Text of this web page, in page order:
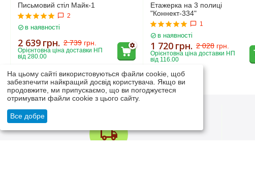
Письмовий стіл Майк-1
2
в наявності
2 739 грн.
2 639 грн.
Орієнтовна ціна доставки НП
від 280.00
Етажерка на 3 полиці
"Коннект-334"
1
в наявності
2 028 грн.
1 720 грн.
Орієнтовна ціна доставки НП
від 116.00
На цьому сайті використовуються файли cookie, щоб
забезпечити найкращий досвід користувача. Якщо ви
продовжите, ми припускаємо, що ви погоджуєтеся
отримувати файли cookie з цього сайту.
Все добре